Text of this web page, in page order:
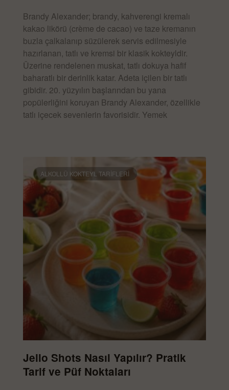
Brandy Alexander; brandy, kahverengi kremalı
kakao likörü (crème de cacao) ve taze kremanın
buzla çalkalanıp süzülerek servis edilmesiyle
hazırlanan, tatlı ve kremsi bir klasik kokteyldir.
Üzerine rendelenen muskat, tatlı dokuya hafif
baharatlı bir derinlik katar. Adeta içilen bir tatlı
gibidir. 20. yüzyılın başlarından bu yana
popülerliğini koruyan Brandy Alexander, özellikle
tatlı içecek sevenlerin favorisidir. Yemek
ALKOLLÜ KOKTEYL TARIFLERI
Jello Shots Nasıl Yapılır? Pratik
Tarif ve Püf Noktaları